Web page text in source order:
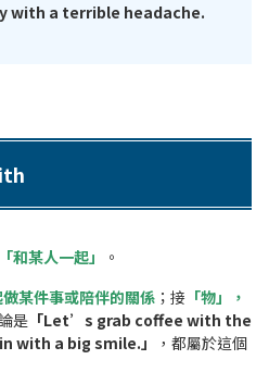
with a terrible headache.
「和某人一起」
。
某件事或陪伴的關係 ；接 「物」，
是 「Let’s grab coffee with the
with a big smile.」
，都屬於這個